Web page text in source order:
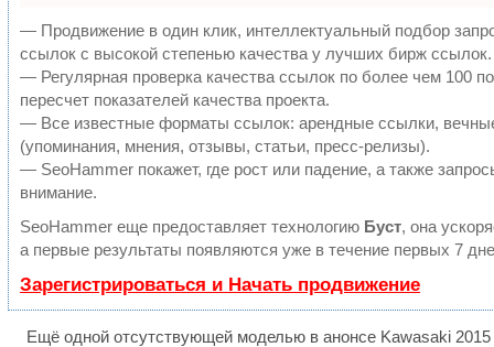
— Продвижение в один клик, интеллектуальный подбор
ссылок с высокой степенью качества у лучших бирж ссылок.
— Регулярная проверка качества ссылок по более чем 100
пересчет показателей качества проекта.
— Все известные форматы ссылок: арендные ссылки,
(упоминания, мнения, отзывы, статьи, пресс-релизы).
— SeoHammer покажет, где рост или падение, а также
внимание.
SeoHammer еще предоставляет технологию Буст, она
а первые результаты появляются уже в течение первых 7
Зарегистрироваться и Начать продвижение
Ещё одной отсутствующей моделью в анонсе Kawasaki